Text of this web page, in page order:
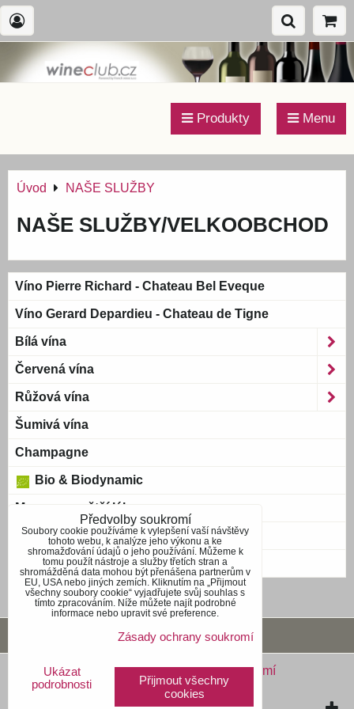
Produkty Menu
Úvod NAŠE SLUŽBY
NAŠE SLUŽBY/VELKOOBCHOD
Víno Pierre Richard - Chateau Bel Eveque
Víno Gerard Depardieu - Chateau de Tigne
Bílá vína
Červená vína
Růžová vína
Šumivá vína
Champagne
Bio & Biodynamic
Magnum a větší láhve
Bag-in-Box
Blue wine
Obchodní podmínky
Předvolby soukromí Zásady ochrany soukromí
Předvolby soukromí
Soubory cookie používáme k vylepšení vaší návštěvy
tohoto webu, k analýze jeho výkonu a ke
shromažďování údajů o jeho používání. Můžeme k
tomu použít nástroje a služby třetích stran a
shromážděná data mohou být přenášena partnerům v
EU, USA nebo jiných zemích. Kliknutím na „Přijmout
všechny soubory cookie“ vyjadřujete svůj souhlas s
tímto zpracováním. Níže můžete najít podrobné
informace nebo upravit své preference.
Zásady ochrany soukromí
Ukázat
podrobnosti
Přijmout všechny
cookies